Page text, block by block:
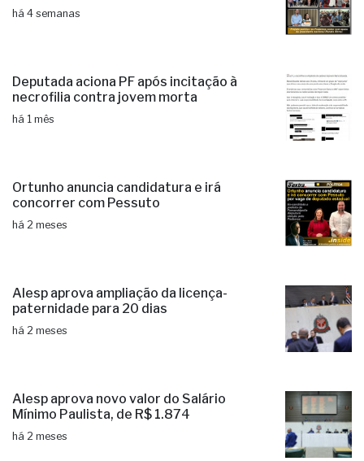
há 4 semanas
Deputada aciona PF após incitação à
necrofilia contra jovem morta
há 1 mês
Ortunho anuncia candidatura e irá
concorrer com Pessuto
há 2 meses
Alesp aprova ampliação da licença-
paternidade para 20 dias
há 2 meses
Alesp aprova novo valor do Salário
Mínimo Paulista, de R$ 1.874
há 2 meses